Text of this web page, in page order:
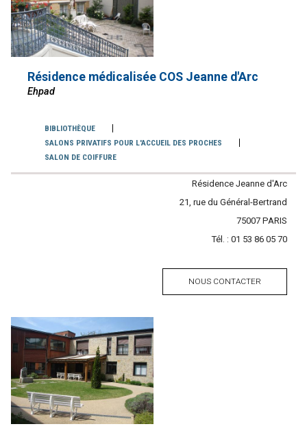
Résidence médicalisée COS Jeanne d'Arc
Ehpad
Services
BIBLIOTHÈQUE
SALONS PRIVATIFS POUR L'ACCUEIL DES PROCHES
SALON DE COIFFURE
Contacter
l'établissement
Résidence Jeanne d'Arc
Adresse
21, rue du Général-Bertrand
Code
postal
75007 Ville
PARIS
Tél. : Tél.
01 53 86 05 70
NOUS CONTACTER